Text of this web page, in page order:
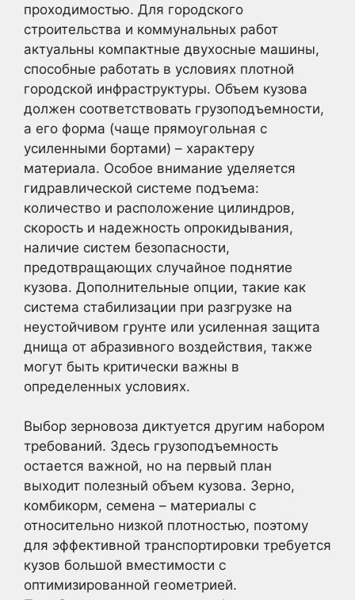
проходимостью. Для городского
строительства и коммунальных работ
актуальны компактные двухосные машины,
способные работать в условиях плотной
городской инфраструктуры. Объем кузова
должен соответствовать грузоподъемности,
а его форма (чаще прямоугольная с
усиленными бортами) – характеру
материала. Особое внимание уделяется
гидравлической системе подъема:
количество и расположение цилиндров,
скорость и надежность опрокидывания,
наличие систем безопасности,
предотвращающих случайное поднятие
кузова. Дополнительные опции, такие как
система стабилизации при разгрузке на
неустойчивом грунте или усиленная защита
днища от абразивного воздействия, также
могут быть критически важны в
определенных условиях.
Выбор зерновоза диктуется другим набором
требований. Здесь грузоподъемность
остается важной, но на первый план
выходит полезный объем кузова. Зерно,
комбикорм, семена – материалы с
относительно низкой плотностью, поэтому
для эффективной транспортировки требуется
кузов большой вместимости с
оптимизированной геометрией.